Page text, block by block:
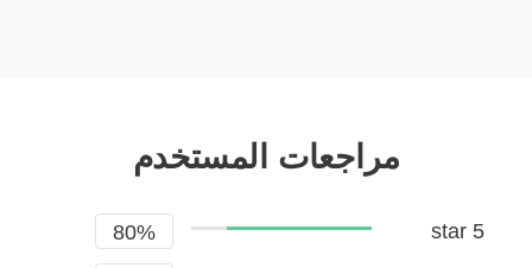
مراجعات المستخدم
5 star
80%